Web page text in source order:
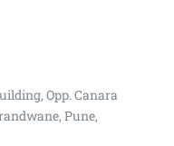
Opp. Canara
Pune,